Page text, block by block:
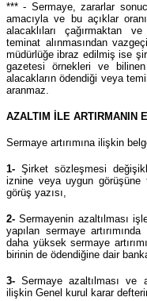
*** - Sermaye, zararlar
amacıyla ve bu açıklar
alacaklıları çağırmaktan
teminat alınmasından
müdürlüğe ibraz edilmiş ise
gazetesi örnekleri ve
alacakların ödendiği veya
aranmaz.
AZALTIM İLE ARTIRMANIN
Sermaye artırımına ilişkin
1- Şirket sözleşmesi
iznine veya uygun
görüş yazısı,
2- Sermayenin azaltılması
yapılan sermaye
daha yüksek sermaye
birinin de ödendiğine dair
3- Sermaye azaltılması ve
ilişkin Genel kurul karar